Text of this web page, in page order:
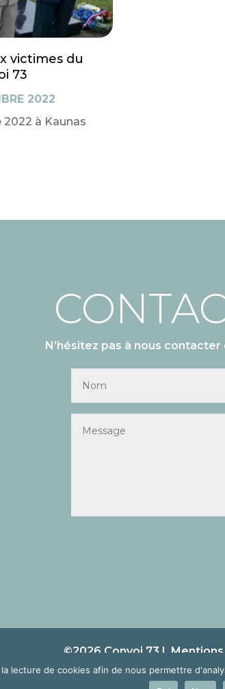
victimes du
73
2022
2022 à Kaunas
N’hésitez pas à nous
©2026 Convoi 73 |
lecture de cookies afin de nous permettre